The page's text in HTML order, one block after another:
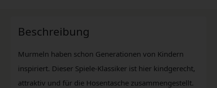
Beschreibung
Murmeln haben schon Generationen von Kindern
inspiriert. Dieser Spiele-Klassiker ist hier kindgerecht,
attraktiv und für die Hosentasche zusammengestellt.